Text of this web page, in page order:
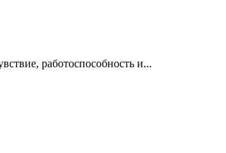
работоспособность и...